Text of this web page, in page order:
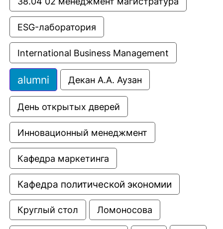
ESG-лаборатория
International Business Management
alumni Декан А.А. Аузан
День открытых дверей
Инновационный менеджмент
Кафедра маркетинга
Кафедра политической экономии
Круглый стол Ломоносова